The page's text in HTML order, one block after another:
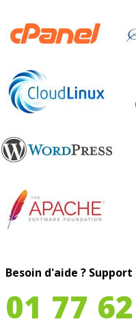
Besoin d'aide ? Support
01 77